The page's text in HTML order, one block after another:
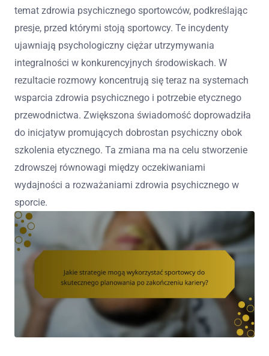
temat zdrowia psychicznego sportowców, podkreślając
presje, przed którymi stoją sportowcy. Te incydenty
ujawniają psychologiczny ciężar utrzymywania
integralności w konkurencyjnych środowiskach. W
rezultacie rozmowy koncentrują się teraz na systemach
wsparcia zdrowia psychicznego i potrzebie etycznego
przewodnictwa. Zwiększona świadomość doprowadziła
do inicjatyw promujących dobrostan psychiczny obok
szkolenia etycznego. Ta zmiana ma na celu stworzenie
zdrowszej równowagi między oczekiwaniami
wydajności a rozważaniami zdrowia psychicznego w
sporcie.